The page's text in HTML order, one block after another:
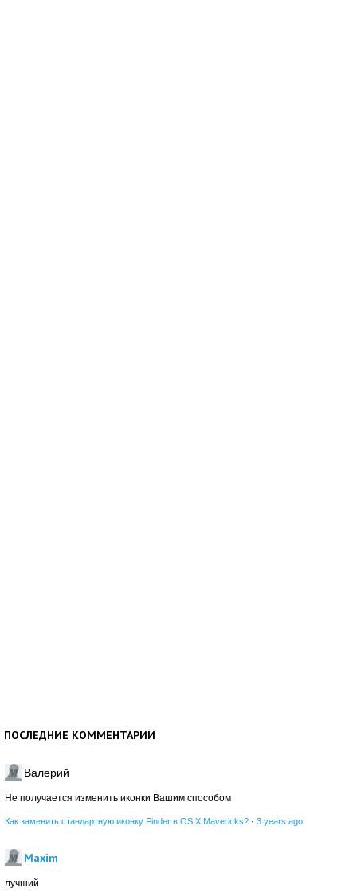
ПОСЛЕДНИЕ КОММЕНТАРИИ
Валерий
Не получается изменить иконки Вашим способом
Как заменить стандартную иконку Finder в OS X Mavericks? · 3 years ago
Maxim
лучший